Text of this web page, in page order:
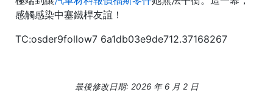
感觸感染中塞鐵桿友誼！
TC:osder9follow7 6a1db03e9de712.37168267
最後修改日期: 2026 年 6 月 2 日